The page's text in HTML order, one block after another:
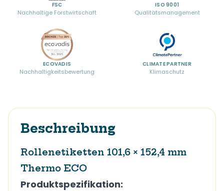
FSC
Nachhaltige Forstwirtschaft
ISO 9001
Qualitätsmanagement
ECOVADIS
Nachhaltigkeitsbewertung
CLIMATE PARTNER
Klimaschutz
Beschreibung
Rollenetiketten 101,6 × 152,4 mm
Thermo ECO
Produktspezifikation: